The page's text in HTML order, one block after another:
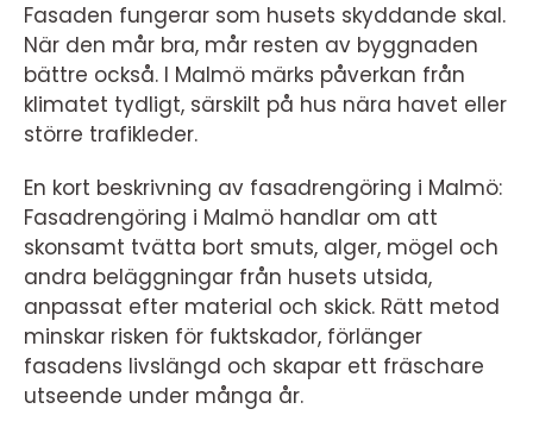
Fasaden fungerar som husets skyddande skal.
När den mår bra, mår resten av byggnaden
bättre också. I Malmö märks påverkan från
klimatet tydligt, särskilt på hus nära havet eller
större trafikleder.
En kort beskrivning av fasadrengöring i Malmö:
Fasadrengöring i Malmö handlar om att
skonsamt tvätta bort smuts, alger, mögel och
andra beläggningar från husets utsida,
anpassat efter material och skick. Rätt metod
minskar risken för fuktskador, förlänger
fasadens livslängd och skapar ett fräschare
utseende under många år.